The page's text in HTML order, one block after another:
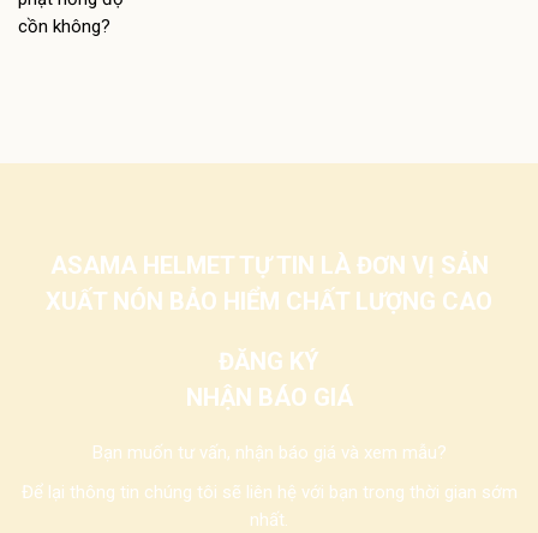
ASAMA HELMET TỰ TIN LÀ ĐƠN VỊ SẢN
XUẤT NÓN BẢO HIỂM CHẤT LƯỢNG CAO
ĐĂNG KÝ
NHẬN BÁO GIÁ
Bạn muốn tư vấn, nhận báo giá và xem mẫu?
Để lại thông tin chúng tôi sẽ liên hệ với bạn trong thời gian sớm
nhất.